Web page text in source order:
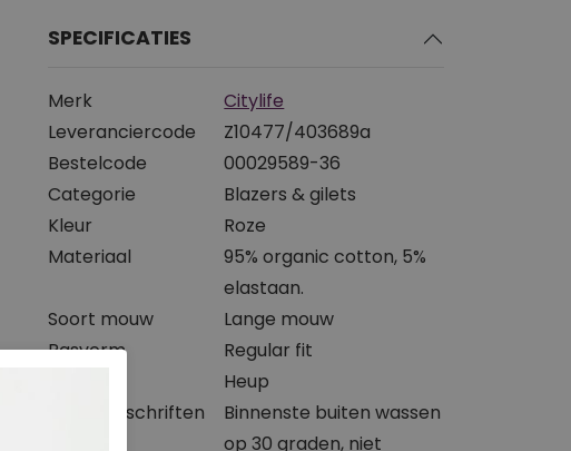
SPECIFICATIES
Merk
Citylife
Leveranciercode
Z10477/403689a
Bestelcode
00029589-36
Categorie
Blazers & gilets
Kleur
Roze
Materiaal
95% organic cotton, 5%
elastaan.
Soort mouw
Lange mouw
Pasvorm
Regular fit
Heup
Wasvoorschriften
Binnenste buiten wassen
op 30 graden, niet